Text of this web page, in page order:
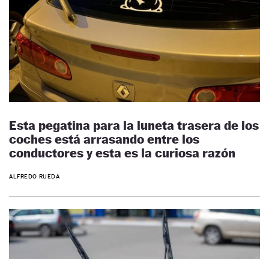
Esta pegatina para la luneta trasera de los
coches está arrasando entre los
conductores y esta es la curiosa razón
ALFREDO RUEDA